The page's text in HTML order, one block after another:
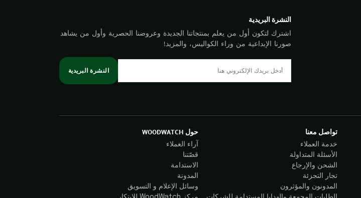
تواصل معنا
خدمة العملاء
الأسئلة المتداولة
الشحن والإرجاع
تجار التجزئة
المدونون والمؤثرون
حول WOODWATCH
آراء العملاء
قصّتنا
الاستدامة
المدونة
وسائل الإعلام و التسويق
النشرة البريدية
اشترك لتكون أول من يعلم بمنتجاتنا الجديدة وعروضنا الحصرية وأول من يشاهد
صورنا الإبداعية من وراء الكواليس، والمزيد!
النشرة البريدية